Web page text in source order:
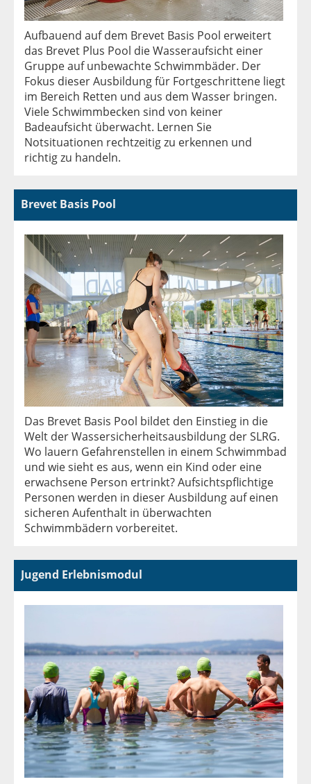
Aufbauend auf dem Brevet Basis Pool erweitert
das Brevet Plus Pool die Wasseraufsicht einer
Gruppe auf unbewachte Schwimmbäder. Der
Fokus dieser Ausbildung für Fortgeschrittene liegt
im Bereich Retten und aus dem Wasser bringen.
Viele Schwimmbecken sind von keiner
Badeaufsicht überwacht. Lernen Sie
Notsituationen rechtzeitig zu erkennen und
richtig zu handeln.
Brevet Basis Pool
Das Brevet Basis Pool bildet den Einstieg in die
Welt der Wassersicherheitsausbildung der SLRG.
Wo lauern Gefahrenstellen in einem Schwimmbad
und wie sieht es aus, wenn ein Kind oder eine
erwachsene Person ertrinkt? Aufsichtspflichtige
Personen werden in dieser Ausbildung auf einen
sicheren Aufenthalt in überwachten
Schwimmbädern vorbereitet.
Jugend Erlebnismodul